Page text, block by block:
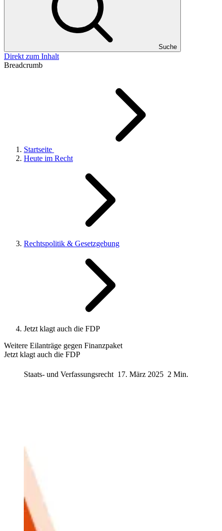
Suche
Direkt zum Inhalt
Breadcrumb
Startseite
Heute im Recht
Rechtspolitik & Gesetzgebung
Jetzt klagt auch die FDP
Weitere Eilanträge gegen Finanzpaket
Jetzt klagt auch die FDP
Staats- und Verfassungsrecht 17. März 2025 2 Min.